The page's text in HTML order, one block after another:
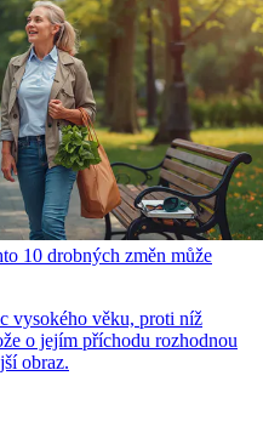
10 drobných změn může
vysokého věku, proti níž
o jejím příchodu rozhodnou
obraz.